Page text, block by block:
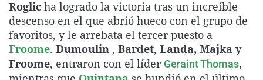
La rosa de los vientos
Gente viajera
Como el perro y el
Caso
Retornados
Equipo de
Operación Viuda
Extremadura
Galicia
La Rioja
Navarra
Virales
Televisión
Elecciones
Roglic ha logrado la victoria tras un increíble
descenso en el que abrió hueco con el grupo de
favoritos, y le arrebata el tercer puesto a
Froome. Dumoulin , Bardet, Landa, Majka y
Froome, entraron con el líder Geraint Thomas,